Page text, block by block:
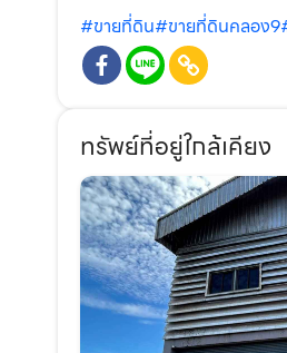
#ขายที่ดิน#ขายที่ดินคลอง9
ทรัพย์ที่อยู่ใกล้เคียง